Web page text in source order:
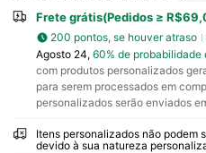
Frete grátis(Pedidos ≥
200 pontos, se houver atraso
Agosto 24, 60% de probabilidade
com produtos personalizados
para serem processados em
personalizados serão enviados
Itens personalizados não podem
devido à sua natureza